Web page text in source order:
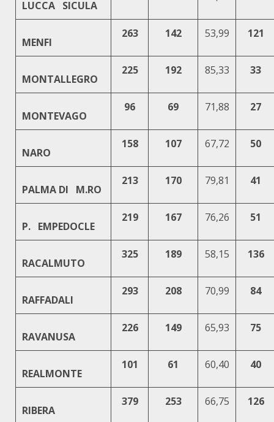
LUCCA SICULA
MENFI
263 142 53,99 121
MONTALLEGRO
225 192 85,33 33
MONTEVAGO
96 69 71,88 27
NARO
158 107 67,72 50
PALMA DI M.RO
213 170 79,81 41
P. EMPEDOCLE
219 167 76,26 51
RACALMUTO
325 189 58,15 136
RAFFADALI
293 208 70,99 84
RAVANUSA
226 149 65,93 75
REALMONTE
101 61 60,40 40
RIBERA
379 253 66,75 126